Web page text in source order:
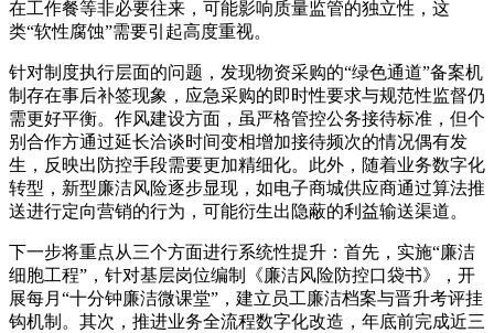
在工作餐等非必要往来，可能影响质量监管的独立性，这
类“软性腐蚀”需要引起高度重视。
针对制度执行层面的问题，发现物资采购的“绿色通道”备案机
制存在事后补签现象，应急采购的即时性要求与规范性监督仍
需更好平衡。作风建设方面，虽严格管控公务接待标准，但个
别合作方通过延长洽谈时间变相增加接待频次的情况偶有发
生，反映出防控手段需要更加精细化。此外，随着业务数字化
转型，新型廉洁风险逐步显现，如电子商城供应商通过算法推
送进行定向营销的行为，可能衍生出隐蔽的利益输送渠道。
下一步将重点从三个方面进行系统性提升：首先，实施“廉洁
细胞工程”，针对基层岗位编制《廉洁风险防控口袋书》，开
展每月“十分钟廉洁微课堂”，建立员工廉洁档案与晋升考评挂
钩机制。其次，推进业务全流程数字化改造，年底前完成近三